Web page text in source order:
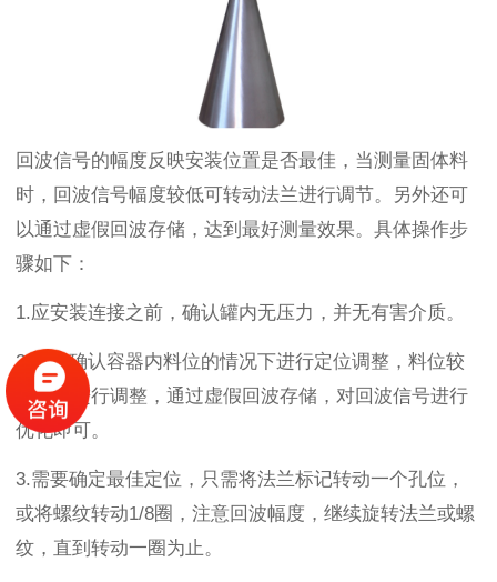
回波信号的幅度反映安装位置是否最佳，当测量固体料
时，回波信号幅度较低可转动法兰进行调节。另外还可
以通过虚假回波存储，达到最好测量效果。具体操作步
骤如下：
1.应安装连接之前，确认罐内无压力，并无有害介质。
2.应在确认容器内料位的情况下进行定位调整，料位较
少也能进行调整，通过虚假回波存储，对回波信号进行
优化即可。
3.需要确定最佳定位，只需将法兰标记转动一个孔位，
或将螺纹转动1/8圈，注意回波幅度，继续旋转法兰或螺
纹，直到转动一圈为止。